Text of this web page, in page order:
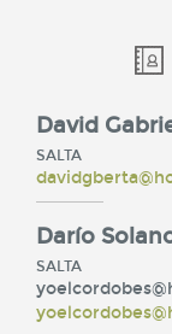
David
SALTA
Darío
SALTA